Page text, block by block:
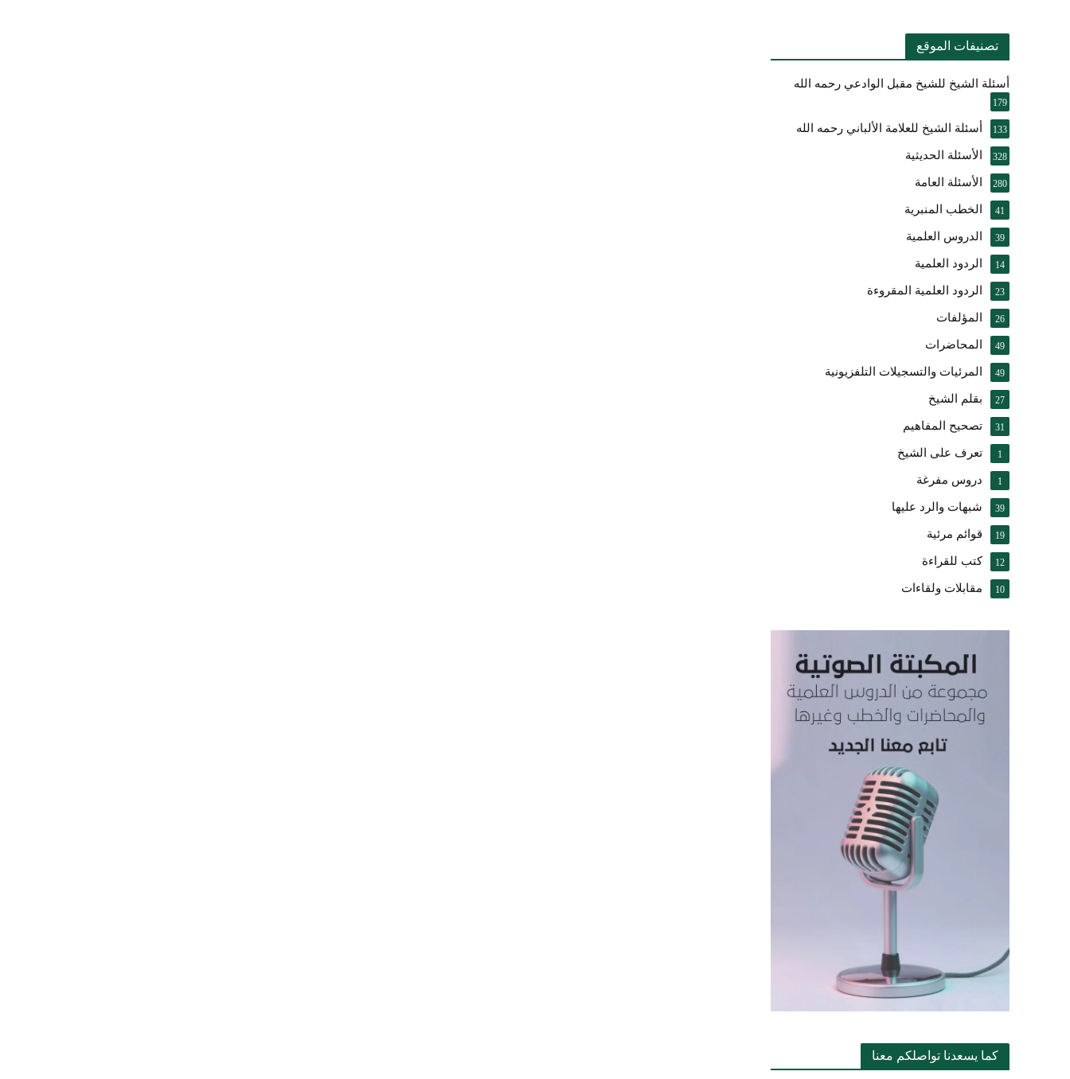
تصنيفات الموقع
أسئلة الشيخ للشيخ مقبل الوادعي رحمه الله
179
أسئلة الشيخ للعلامة الألباني رحمه الله 133
الأسئلة الحديثية 328
الأسئلة العامة 280
الخطب المنبرية 41
الدروس العلمية 39
الردود العلمية 14
الردود العلمية المقروءة 23
المؤلفات 26
المحاضرات 49
المرئيات والتسجيلات التلفزيونية 49
بقلم الشيخ 27
تصحيح المفاهيم 31
تعرف على الشيخ 1
دروس مفرغة 1
شبهات والرد عليها 39
قوائم مرئية 19
كتب للقراءة 12
مقابلات ولقاءات 10
كما يسعدنا تواصلكم معنا